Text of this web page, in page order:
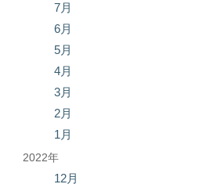
7月
6月
5月
4月
3月
2月
1月
2022年
12月